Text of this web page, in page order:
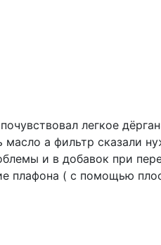
легкое
а фильтр сказали
и в добавок при
плафона ( с помощью